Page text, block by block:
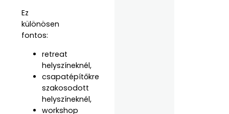
Ez
különösen
fontos:
retreat
helyszíneknél,
csapatépítőkre
szakosodott
helyszíneknél,
workshop